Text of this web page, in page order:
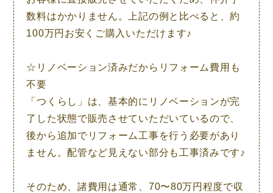
数料はかかりません。上記の例と比べると、約
100万円お安くご購入いただけます♪
☆ リノベーション済みだからリフォーム費用も
不要
「つくらし」は、基本的にリノベーションが完
了した状態で販売させていただいているので、
後から追加でリフォーム工事を行う必要があり
ません。配管など見えない部分も工事済みです♪
そのため、 諸費用は通常、70〜80万円程度で収